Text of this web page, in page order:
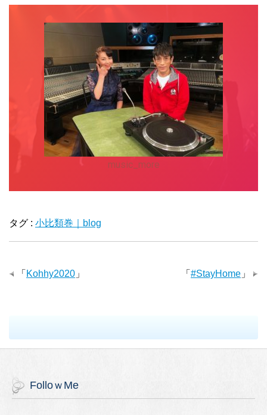
music_more
タグ : 小比類巻｜blog
「 #StayHome 」
「 Kohhy2020 」
FolloｗMe